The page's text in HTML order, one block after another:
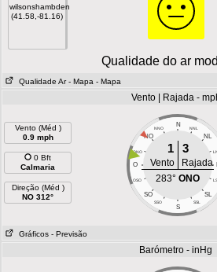
wilsonshambden
(41.58,-81.16)
Qualidade do ar
Qualidade Ar - Mapa - Mapa
Vento | Rajada -
Vento (Méd )
0.9 mph
0 Bft
Calmaria
Direção (Méd )
NO 312°
N
NNO NNL
NO NL
ONO
O
OSO
SO SL
SSO SSL
S
1 3
Vento
Rajada
283° ONO
Gráficos - Previsão
Barómetro - inHg